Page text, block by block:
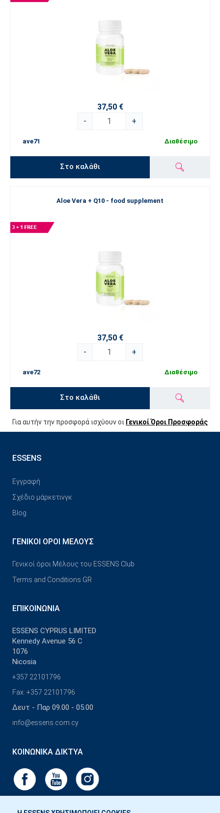
37,50 €
-
+
ave71 Διαθέσιμο
Στο καλάθι
Aloe Vera + Q10 - food supplement
37,50 €
-
+
ave72 Διαθέσιμο
Στο καλάθι
Για αυτήν την προσφορά ισχύουν οι Γενικοί Όροι Προσφοράς
ESSENS
Εγγραφή
Σχέδιο μάρκετινγκ
Blog
ΓΕΝΙΚΟΊ ΌΡΟΙ ΜΈΛΟΥΣ
Γενικοί όροι Μέλους του ESSENS Club
Terms and Conditions GR
ΕΠΙΚΟΙΝΩΝΊΑ
ESSENS CYPRUS LIMITED
Kennedy Avenue 56 C
1076
Nicosia
+357 22101796
Fax: +357 22101796
Δευτ - Παρ 09.00 - 05.00
info@essens.com.cy
ΚΟΙΝΩΝΙΚΆ ΔΊΚΤΥΑ